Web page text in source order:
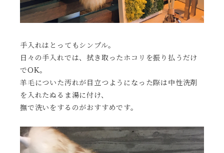
手入れはとってもシンプル。
日々の手入れでは、拭き取ったホコリを振り払うだけ
でOK。
羊毛についた汚れが目立つようになった際は中性洗剤
を入れたぬるま湯に付け、
撫で洗いをするのがおすすめです。